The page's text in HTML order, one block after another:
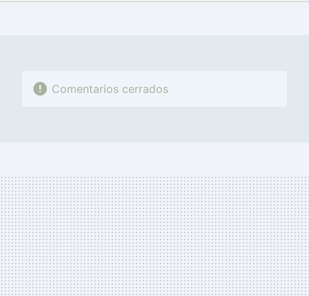
FACEBOOK
TWITTERFLIPBOARD
E-
WHATSAPP
Comentarios cerrados